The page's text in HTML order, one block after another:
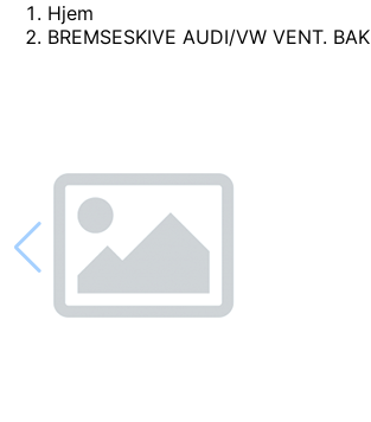
Hjem
BREMSESKIVE AUDI/VW VENT. BAK